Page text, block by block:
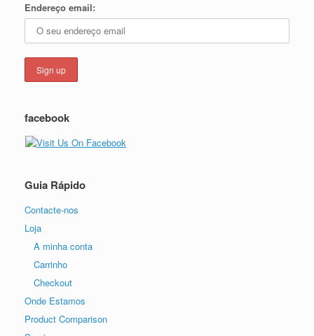
Endereço email:
facebook
Guia Rápido
Contacte-nos
Loja
A minha conta
Carrinho
Checkout
Onde Estamos
Product Comparison